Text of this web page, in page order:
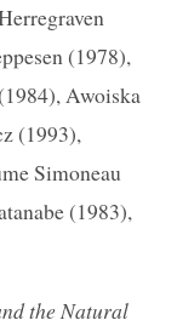
(1978),
Awoiska
(1993),
Simoneau
(1983),
the Natural